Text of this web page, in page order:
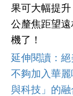
果可大幅提
公釐焦距望
機了！
延伸閱讀：
不夠加入華
與科技」的融